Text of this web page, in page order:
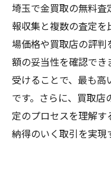
埼玉で金買取の無料
報収集と複数の査定を
場価格や買取店の評判
額の妥当性を確認でき
受けることで、最も
です。さらに、買取
定のプロセスを理解す
納得のいく取引を実現